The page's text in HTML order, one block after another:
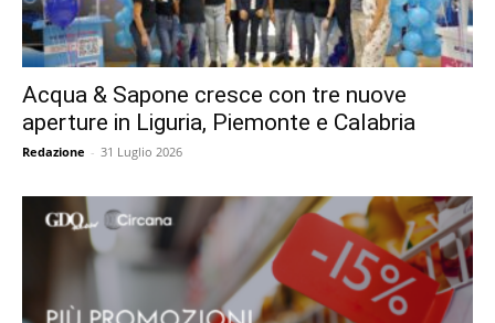
Acqua & Sapone cresce con tre nuove
aperture in Liguria, Piemonte e Calabria
Redazione - 31 Luglio 2026